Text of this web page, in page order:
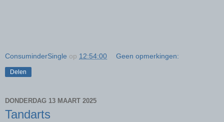
ConsuminderSingle op 12:54:00 Geen opmerkingen:
Delen
DONDERDAG 13 MAART 2025
Tandarts